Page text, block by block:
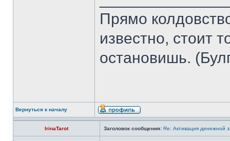
Прямо
известно, стоит
остановишь.
Вернуться к началу
IrinaTarot Заголовок сообщения: Re: Активация денежной